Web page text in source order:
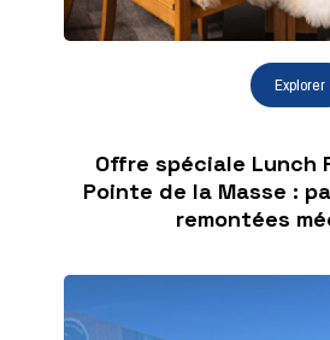
Offre spéciale Lunch
Pointe de la Masse :
remontées